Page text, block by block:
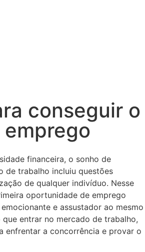
conseguir o
financeira, o sonho de
de trabalho incluiu questões
de qualquer indivíduo. Nesse
oportunidade de emprego
e assustador ao mesmo
entrar no mercado de trabalho,
enfrentar a concorrência e provar o